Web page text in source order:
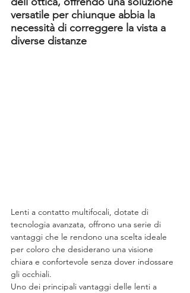
versatile per chiunque abbia la
necessità di correggere la vista a
diverse distanze
Lenti a contatto multifocali, dotate di
tecnologia avanzata, offrono una serie di
vantaggi che le rendono una scelta ideale
per coloro che desiderano una visione
chiara e confortevole senza dover indossare
gli occhiali.
Uno dei principali vantaggi delle lenti a